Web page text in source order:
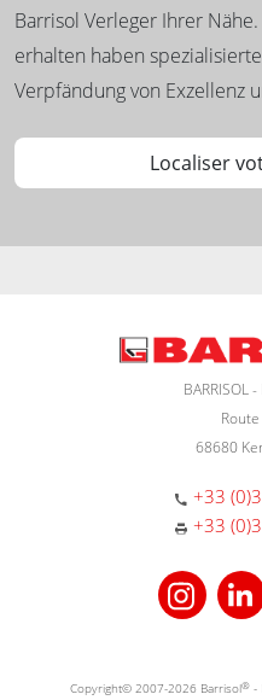
Barrisol Verleger Ihrer
erhalten haben
Verpfändung von Exzellenz
Localiser
BARRISOL
68680
+33
+33
Copyright© 2007-2026 Barrisol® -